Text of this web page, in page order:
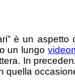
è un
un lungo
In
quella